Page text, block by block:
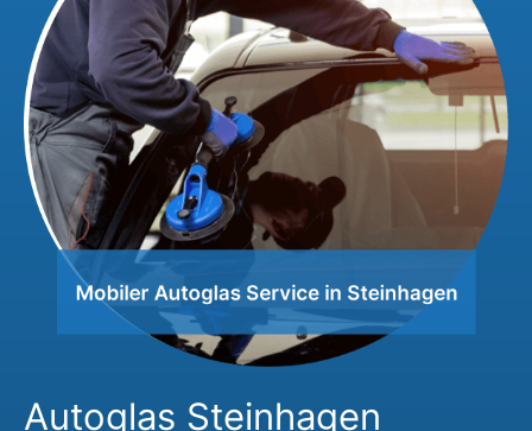
Autoglas Steinhagen